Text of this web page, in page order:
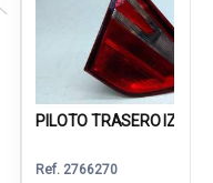
PILOTO TRASERO
Ref. 2766270